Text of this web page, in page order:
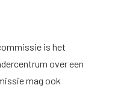
is het
over een
mag ook